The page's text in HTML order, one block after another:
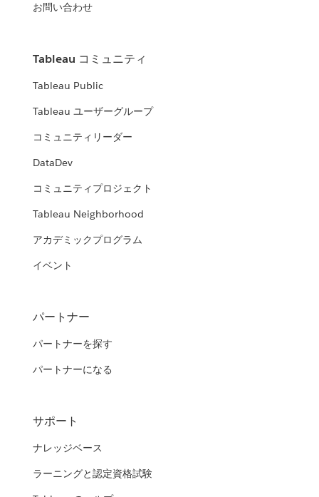
お問い合わせ
Tableau コミュニティ
Tableau Public
Tableau ユーザーグループ
コミュニティリーダー
DataDev
コミュニティプロジェクト
Tableau Neighborhood
アカデミックプログラム
イベント
パートナー
パートナーを探す
パートナーになる
サポート
ナレッジベース
ラーニングと認定資格試験